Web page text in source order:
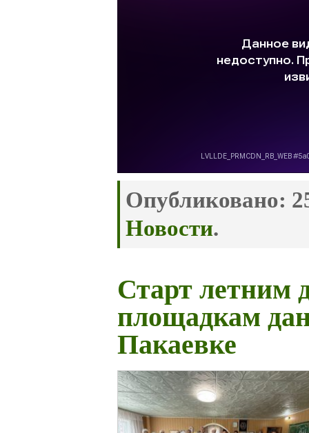
Опубликовано:
Новости.
Старт летним
площадкам
Пакаевке